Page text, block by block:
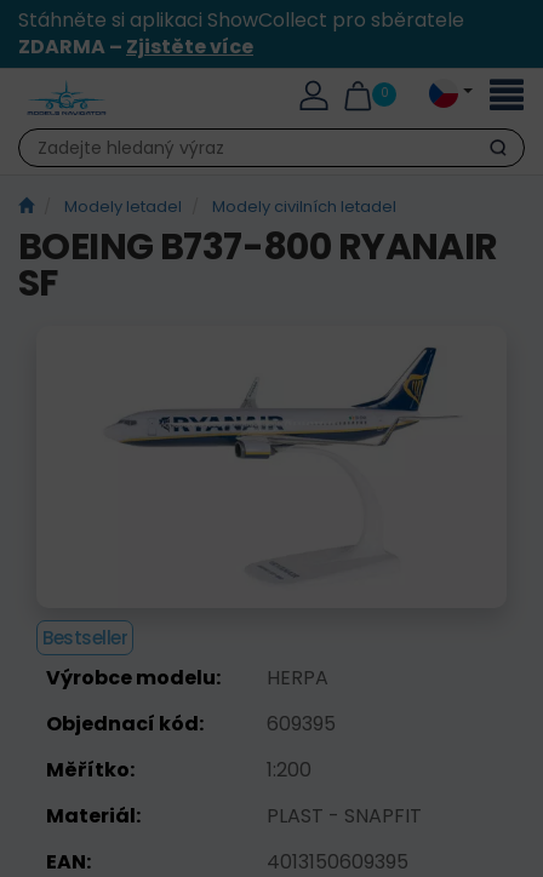
Stáhněte si aplikaci ShowCollect pro sběratele
ZDARMA – Zjistěte více
0
Hledat
Modely letadel Modely civilních letadel
BOEING B737-800 RYANAIR
SF
Bestseller
Výrobce modelu:
HERPA
Objednací kód:
609395
Měřítko:
1:200
Materiál:
PLAST - SNAPFIT
EAN:
4013150609395